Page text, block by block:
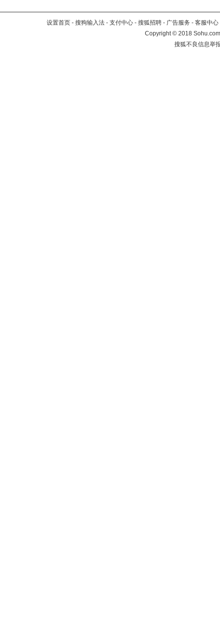
设置首页 - 搜狗输入法 - 支付中心 - 搜狐招聘 - 广告服务 - 客服中心
Copyright©2018
搜狐不良信息举